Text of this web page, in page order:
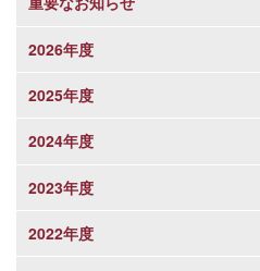
2026年度
2025年度
2024年度
2023年度
2022年度